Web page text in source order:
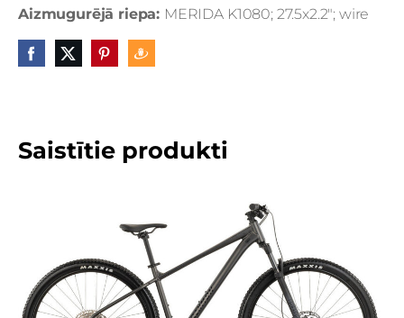
Aizmugurējā riepa: MERIDA K1080; 27.5x2.2"; wire
Saistītie produkti